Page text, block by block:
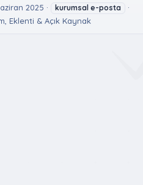
2025 kurumsal e-posta
Eklenti & Açık Kaynak